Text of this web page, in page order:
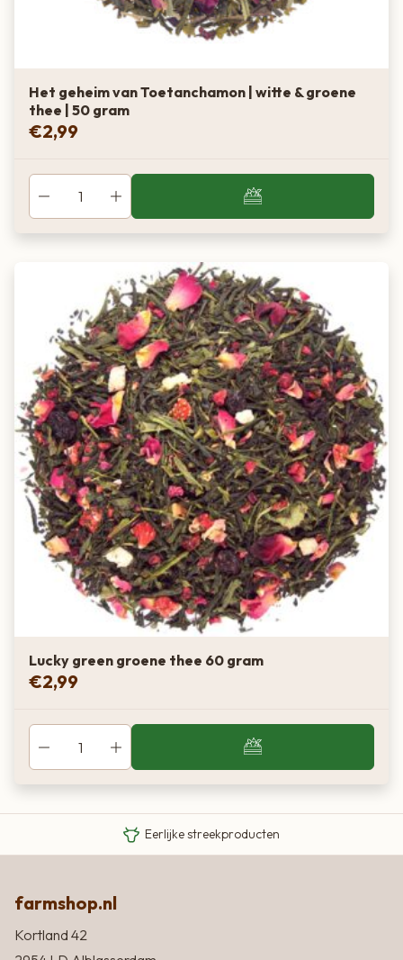
Het geheim van Toetanchamon | witte & groene
thee | 50 gram
€2,99
Lucky green groene thee 60 gram
€2,99
Eigen Limousin runderen
Eerlijke streekproducten
farmshop.nl
Kortland 42